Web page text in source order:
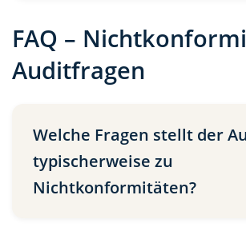
FAQ –
Auditfragen
Welche Fragen stellt der
typischerweise zu
Nichtkonformitäten?